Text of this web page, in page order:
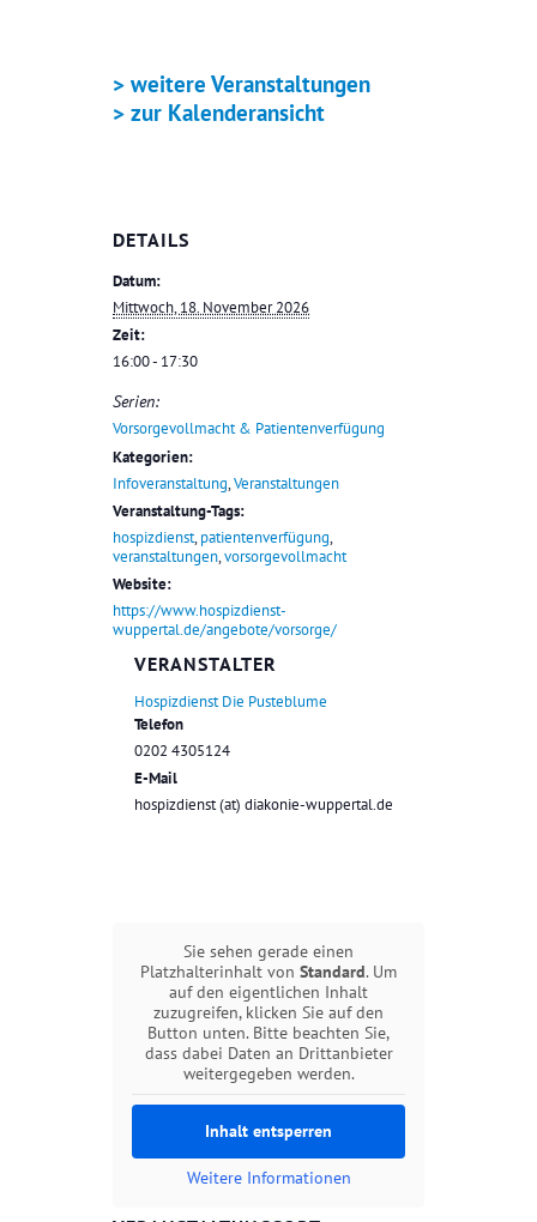
> weitere Veranstaltungen
> zur Kalenderansicht
DETAILS
Datum:
Mittwoch, 18. November 2026
Zeit:
16:00 - 17:30
Serien:
Vorsorgevollmacht & Patientenverfügung
Kategorien:
Infoveranstaltung,Veranstaltungen
Veranstaltung-Tags:
hospizdienst,patientenverfügung,
veranstaltungen,vorsorgevollmacht
Website:
https://www.hospizdienst-
wuppertal.de/angebote/vorsorge/
VERANSTALTER
Hospizdienst Die Pusteblume
Telefon
0202 4305124
E-Mail
hospizdienst (at) diakonie-wuppertal.de
Sie sehen gerade einen
Platzhalterinhalt von Standard. Um
auf den eigentlichen Inhalt
zuzugreifen, klicken Sie auf den
Button unten. Bitte beachten Sie,
dass dabei Daten an Drittanbieter
weitergegeben werden.
Inhalt entsperren
Weitere Informationen